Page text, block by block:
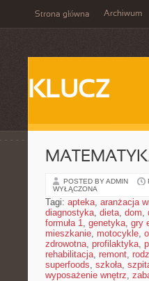
Strona główna Archiwum
KLUCZ
POSTED BY ADMIN
WYŁĄCZONA
Tagi: apteka, aranżacja
diagnostyka, dieta, dom,
formuła 1, genetyka, gry
mieszkanie, motocykle,
zdrowotna, profilaktyka,
rehabilitacja, remont,
superfoods, szkoła,
wyposażenie wnętrz,